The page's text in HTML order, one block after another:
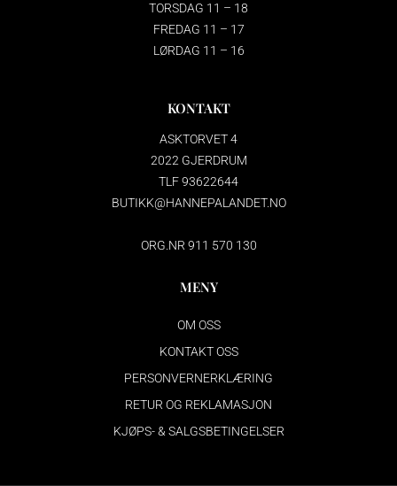
TORSDAG 11 – 18
FREDAG 11 – 17
LØRDAG 11 – 16
KONTAKT
ASKTORVET 4
2022 GJERDRUM
TLF 93622644
BUTIKK@HANNEPALANDET.NO
ORG.NR 911 570 130
MENY
OM OSS
KONTAKT OSS
PERSONVERNERKLÆRING
RETUR OG REKLAMASJON
KJØPS- & SALGSBETINGELSER